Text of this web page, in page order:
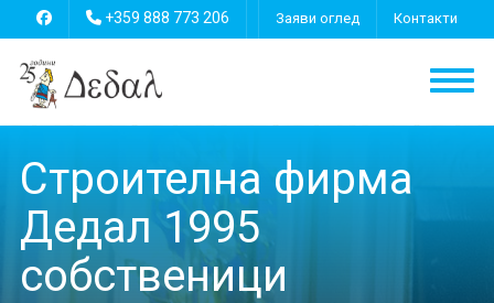
+359 888 773 206 Заяви оглед Контакти
Строителна фирма
Дедал 1995
собственици